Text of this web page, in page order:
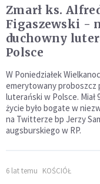
Zmarł ks.
Figaszewski -
duchowny
Polsce
W Poniedziałek
emerytowany proboszcz
luterański w Polsce. Miał
życie było bogate w
na Twitterze bp Jerzy
augsburskiego w RP.
6 lat temu KOŚCIÓŁ